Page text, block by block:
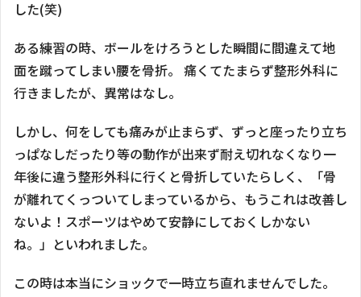
した(笑)
ある練習の時、ボールをけろうとした瞬間に間違えて地
面を蹴ってしまい腰を骨折。 痛くてたまらず整形外科に
行きましたが、異常はなし。
しかし、何をしても痛みが止まらず、ずっと座ったり立ち
っぱなしだったり等の動作が出来ず耐え切れなくなり一
年後に違う整形外科に行くと骨折していたらしく、「骨
が離れてくっついてしまっているから、もうこれは改善し
ないよ！スポーツはやめて安静にしておくしかない
ね。」といわれました。
この時は本当にショックで一時立ち直れませんでした。